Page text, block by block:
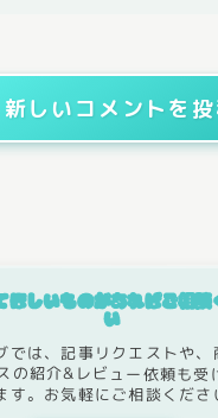
新しいコメントを
ほしいものがあればご相談
い
では、記事リクエストや、
の紹介&レビュー依頼も受
す。お気軽にご相談くださ